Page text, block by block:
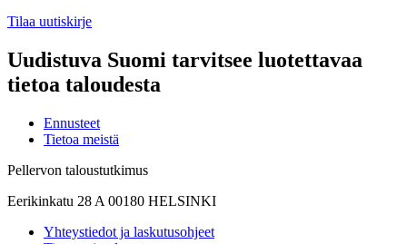
Tilaa uutiskirje
Uudistuva Suomi tarvitsee luotettavaa
tietoa taloudesta
Ennusteet
Tietoa meistä
Pellervon taloustutkimus
Eerikinkatu 28 A 00180 HELSINKI
Yhteystiedot ja laskutusohjeet